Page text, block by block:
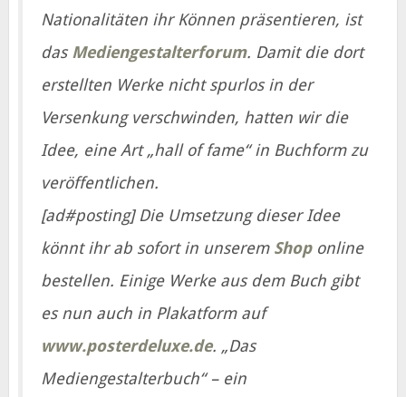
Nationalitäten ihr Können präsentieren, ist
das Mediengestalterforum. Damit die dort
erstellten Werke nicht spurlos in der
Versenkung verschwinden, hatten wir die
Idee, eine Art „hall of fame“ in Buchform zu
veröffentlichen.
[ad#posting] Die Umsetzung dieser Idee
könnt ihr ab sofort in unserem Shoponline
bestellen. Einige Werke aus dem Buch gibt
es nun auch in Plakatform auf
www.posterdeluxe.de. „Das
Mediengestalterbuch“ – ein